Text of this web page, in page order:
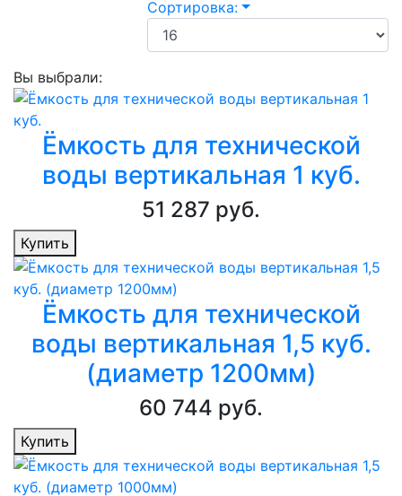
Сортировка:
Вы выбрали:
Ёмкость для технической
воды вертикальная 1 куб.
51 287 руб.
Купить
Ёмкость для технической
воды вертикальная 1,5 куб.
(диаметр 1200мм)
60 744 руб.
Купить